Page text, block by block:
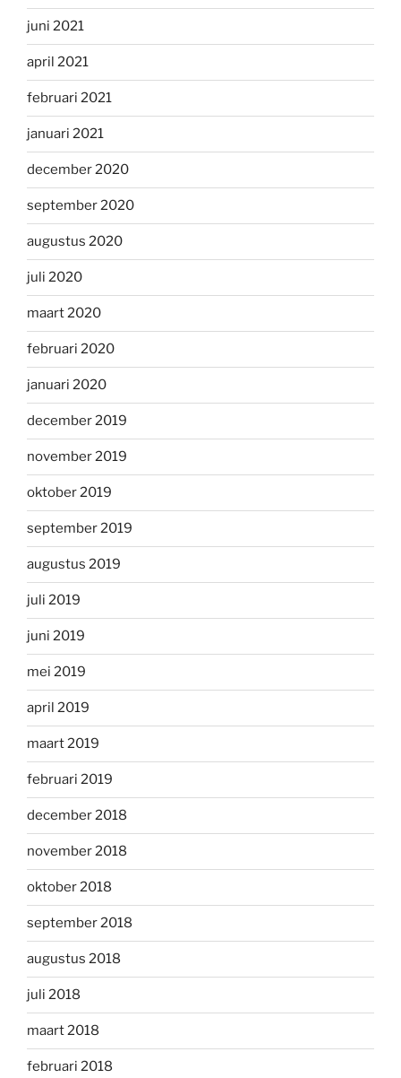
juni 2021
april 2021
februari 2021
januari 2021
december 2020
september 2020
augustus 2020
juli 2020
maart 2020
februari 2020
januari 2020
december 2019
november 2019
oktober 2019
september 2019
augustus 2019
juli 2019
juni 2019
mei 2019
april 2019
maart 2019
februari 2019
december 2018
november 2018
oktober 2018
september 2018
augustus 2018
juli 2018
maart 2018
februari 2018